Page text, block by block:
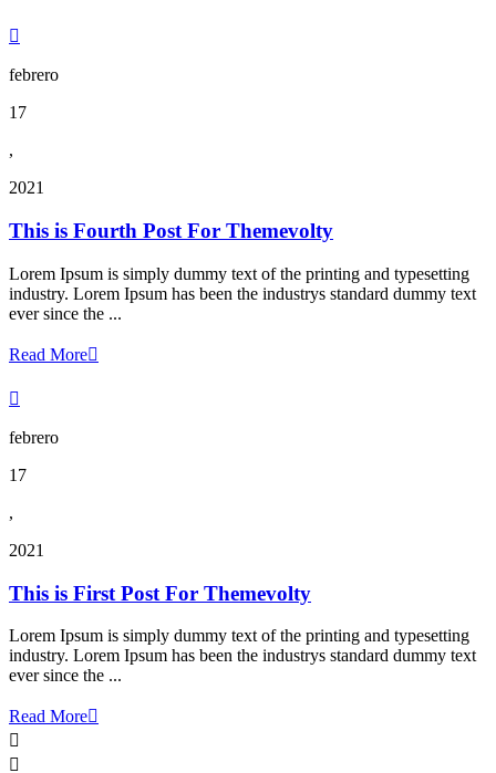

febrero
17
,
2021
This is Fourth Post For Themevolty
Lorem Ipsum is simply dummy text of the printing and typesetting
industry. Lorem Ipsum has been the industrys standard dummy text
ever since the ...
Read More

febrero
17
,
2021
This is First Post For Themevolty
Lorem Ipsum is simply dummy text of the printing and typesetting
industry. Lorem Ipsum has been the industrys standard dummy text
ever since the ...
Read More

